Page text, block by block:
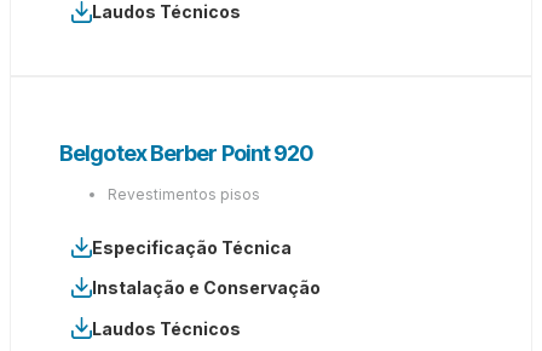
Laudos Técnicos
Belgotex Berber Point 920
Revestimentos pisos
Especificação Técnica
Instalação e Conservação
Laudos Técnicos